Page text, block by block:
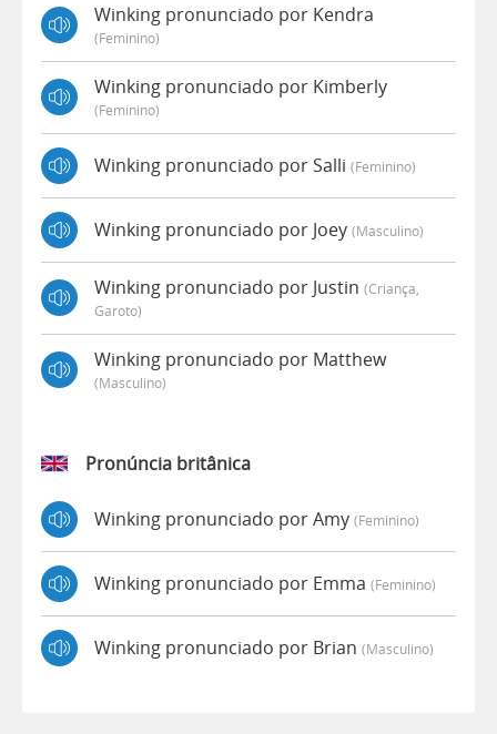
Winking pronunciado por Kendra
(feminino)
Winking pronunciado por Kimberly
(feminino)
Winking pronunciado por Salli (feminino)
Winking pronunciado por Joey (masculino)
Winking pronunciado por Justin (criança,
Garoto)
Winking pronunciado por Matthew
(masculino)
Pronúncia britânica
Winking pronunciado por Amy (feminino)
Winking pronunciado por Emma (feminino)
Winking pronunciado por Brian (masculino)